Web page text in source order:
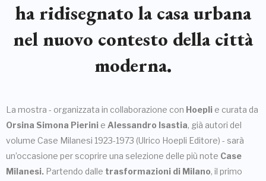
ha ridisegnato la casa urbana
nel nuovo contesto della città
moderna.
La mostra - organizzata in collaborazione con Hoepli e curata da
Orsina Simona Pierini e Alessandro Isastia, già autori del
volume Case Milanesi 1923-1973 (Ulrico Hoepli Editore) - sarà
un’occasione per scoprire una selezione delle più note Case
Milanesi. Partendo dalle trasformazioni di Milano, il primo